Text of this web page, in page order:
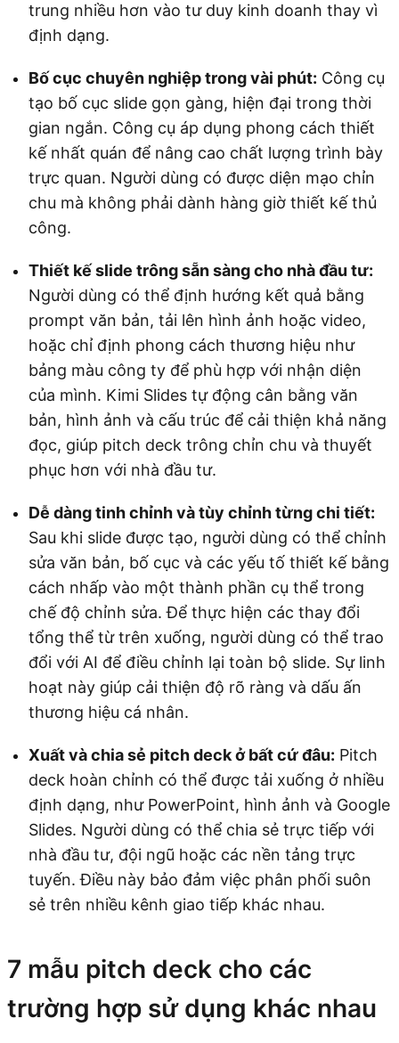
trung nhiều hơn vào tư duy kinh doanh thay vì
định dạng.
Bố cục chuyên nghiệp trong vài phút: Công cụ
tạo bố cục slide gọn gàng, hiện đại trong thời
gian ngắn. Công cụ áp dụng phong cách thiết
kế nhất quán để nâng cao chất lượng trình bày
trực quan. Người dùng có được diện mạo chỉn
chu mà không phải dành hàng giờ thiết kế thủ
công.
Thiết kế slide trông sẵn sàng cho nhà đầu tư:
Người dùng có thể định hướng kết quả bằng
prompt văn bản, tải lên hình ảnh hoặc video,
hoặc chỉ định phong cách thương hiệu như
bảng màu công ty để phù hợp với nhận diện
của mình. Kimi Slides tự động cân bằng văn
bản, hình ảnh và cấu trúc để cải thiện khả năng
đọc, giúp pitch deck trông chỉn chu và thuyết
phục hơn với nhà đầu tư.
Dễ dàng tinh chỉnh và tùy chỉnh từng chi tiết:
Sau khi slide được tạo, người dùng có thể chỉnh
sửa văn bản, bố cục và các yếu tố thiết kế bằng
cách nhấp vào một thành phần cụ thể trong
chế độ chỉnh sửa. Để thực hiện các thay đổi
tổng thể từ trên xuống, người dùng có thể trao
đổi với AI để điều chỉnh lại toàn bộ slide. Sự linh
hoạt này giúp cải thiện độ rõ ràng và dấu ấn
thương hiệu cá nhân.
Xuất và chia sẻ pitch deck ở bất cứ đâu: Pitch
deck hoàn chỉnh có thể được tải xuống ở nhiều
định dạng, như PowerPoint, hình ảnh và Google
Slides. Người dùng có thể chia sẻ trực tiếp với
nhà đầu tư, đội ngũ hoặc các nền tảng trực
tuyến. Điều này bảo đảm việc phân phối suôn
sẻ trên nhiều kênh giao tiếp khác nhau.
7 mẫu pitch deck cho các
trường hợp sử dụng khác nhau